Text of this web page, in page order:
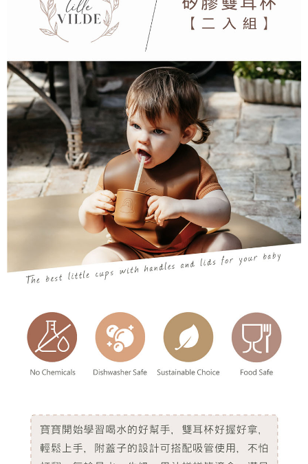
後付繳納相關費用。
※ 交易是否成功請以「AFTEE先享後付 」之結帳頁面顯示為準，若有關於
是否繳費成功／繳費後需取消欲退款等相關疑問，請聯繫「AFTEE先享後付
客戶支援中心」
https://netprotections.freshdesk.com/support/home
【注意事項】
１．透過由恩沛科技股份有限公司提供之「AFTEE先享後付」服務完成之交
易，需依本服務之必要範圍內提供個人資料，並將交易相關給付款項請求債
權轉讓予恩沛科技股份有限公司。
２．關於個人資料處理事宜，請瀏覽以下網址：
https://aftee.tw/terms/#terms3
３．未成年的使用者請事先徵得法定代理人或監護人之同意方可使用
「AFTEE先享後付」，若未經同意申辦者引起之損失，本公司不負相關責
任。
４．使用「AFTEE先享後付」時，將依據個別帳號之用戶狀況，依本公司即
時審查核予不同之上限額度；若仍有額度不足之情形，本公司將視審查結果
請求用戶進行身份認證。
５．嚴禁一人註冊多個帳號或使用他人資訊註冊。若發現惡意使用之情形，
恩沛科技股份有限公司將有權停止該用戶之使用額度並採取法律行動。
付款後7-11取貨
每筆NT$60，滿NT$590(含以上)免運費
宅配
每筆NT$100，滿NT$590(含以上)免運費
離島宅配
每筆NT$150，滿NT$890(含以上)免運費